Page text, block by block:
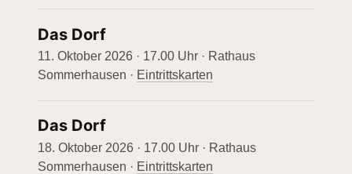
Das Dorf
11. Oktober 2026 · 17.00 Uhr · Rathaus
Sommerhausen · Eintrittskarten
Das Dorf
18. Oktober 2026 · 17.00 Uhr · Rathaus
Sommerhausen · Eintrittskarten